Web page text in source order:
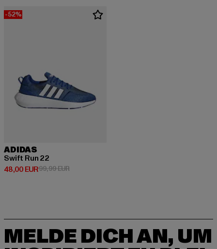
-52%
ADIDAS
Swift Run 22
48,00 EUR
Derzeitiger Preis: 48,00 EUR
99,99 EURAktionspreis: 99,99 EUR
MELDE DICH AN, UM